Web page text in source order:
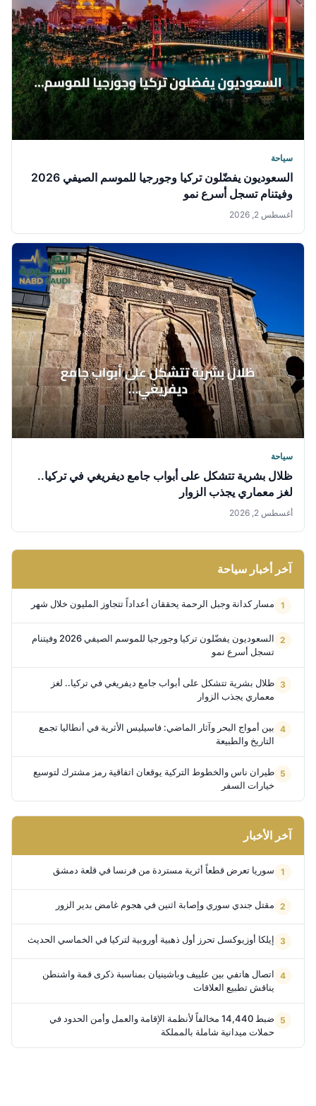
سياحة
السعوديون يفضّلون تركيا وجورجيا للموسم الصيفي 2026
وفيتنام تسجل أسرع نمو
أغسطس 2, 2026
سياحة
ظلال بشرية تتشكل على أبواب جامع ديفريغي في تركيا..
لغز معماري يجذب الزوار
أغسطس 2, 2026
آخر أخبار سياحة
مسار كدانة وجبل الرحمة يحققان أعداداً تتجاوز المليون خلال شهر
السعوديون يفضّلون تركيا وجورجيا للموسم الصيفي 2026 وفيتنام
تسجل أسرع نمو
ظلال بشرية تتشكل على أبواب جامع ديفريغي في تركيا.. لغز
معماري يجذب الزوار
بين أمواج البحر وآثار الماضي: فاسيليس الأثرية في أنطاليا تجمع
التاريخ والطبيعة
طيران ناس والخطوط التركية يوقعان اتفاقية رمز مشترك لتوسيع
خيارات السفر
آخر الأخبار
سوريا تعرض قطعاً أثرية مستردة من فرنسا في قلعة دمشق
مقتل جندي سوري وإصابة اثنين في هجوم غامض بدير الزور
إيلكا أوزيوكسل تحرز أول ذهبية أوروبية لتركيا في الخماسي الحديث
اتصال هاتفي بين علييف وباشينيان بمناسبة ذكرى قمة واشنطن
يناقش تطبيع العلاقات
ضبط 14,440 مخالفاً لأنظمة الإقامة والعمل وأمن الحدود في
حملات ميدانية شاملة بالمملكة